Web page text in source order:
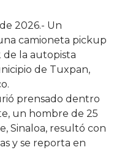
2026.- Un
camioneta pickup
de la autopista
de Tuxpan,
prensado dentro
un hombre de 25
Sinaloa, resultó con
y se reporta en